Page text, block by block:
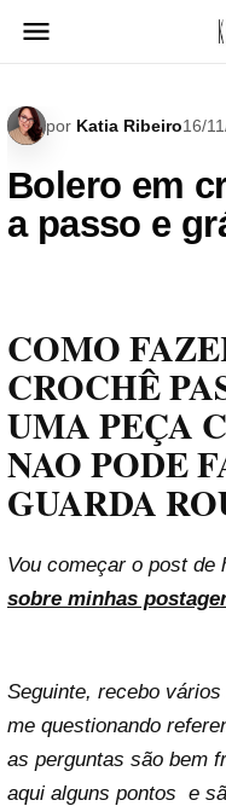
para
por Katia Ribeiro16/
Bolero em
a passo e
COMO
CROCHÊ
UMA PEÇA
NAO PODE
GUARDA
Vou começar o post de
sobre minhas
Seguinte, recebo
me questionando
as perguntas são bem
aqui alguns pontos e